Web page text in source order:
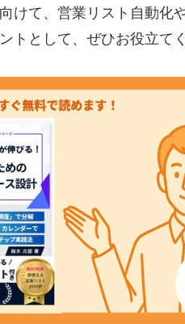
けて、営業リスト自動化
トとして、ぜひお役立てく